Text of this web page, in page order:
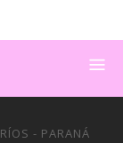
- PARANÁ